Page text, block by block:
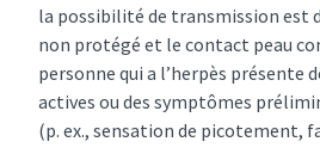
la possibilité de transmission est
non protégé et le contact peau
personne qui a l’herpès présente
actives ou des symptômes
(p. ex., sensation de picotement,